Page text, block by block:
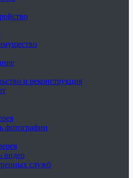
и реконструкция
фотографии
видео
служб